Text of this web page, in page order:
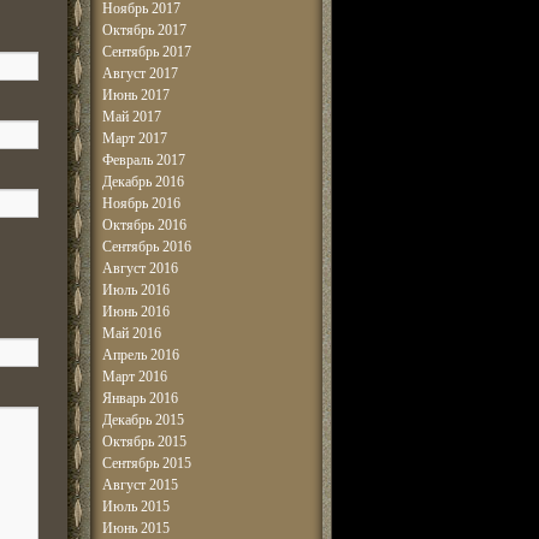
Ноябрь 2017
Октябрь 2017
Сентябрь 2017
Август 2017
Июнь 2017
Май 2017
Март 2017
Февраль 2017
Декабрь 2016
Ноябрь 2016
Октябрь 2016
Сентябрь 2016
Август 2016
Июль 2016
Июнь 2016
Май 2016
Апрель 2016
Март 2016
Январь 2016
Декабрь 2015
Октябрь 2015
Сентябрь 2015
Август 2015
Июль 2015
Июнь 2015